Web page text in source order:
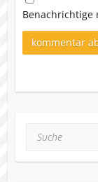
Benachrichtige